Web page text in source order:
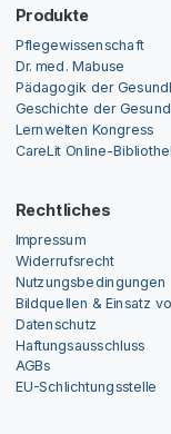
Produkte
Pflegewissenschaft
Dr. med. Mabuse
Pädagogik der
Geschichte der
Lernwelten Kongress
CareLit Online-
Rechtliches
Impressum
Widerrufsrecht
Nutzungsbedingungen
Bildquellen & Einsatz
Datenschutz
Haftungsausschluss
AGBs
EU-Schlichtungsstelle